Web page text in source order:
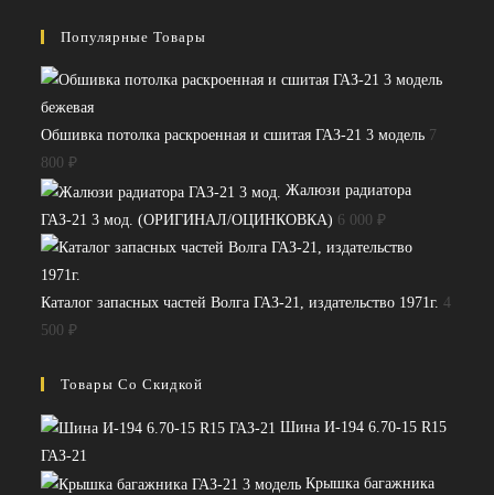
Популярные Товары
Обшивка потолка раскроенная и сшитая ГАЗ-21 3 модель 7
800₽
Жалюзи радиатора
ГАЗ-21 3 мод. (ОРИГИНАЛ/ОЦИНКОВКА) 6 000₽
Каталог запасных частей Волга ГАЗ-21, издательство 1971г. 4
500₽
Товары Со Скидкой
Шина И-194 6.70-15 R15
ГАЗ-21
Крышка багажника